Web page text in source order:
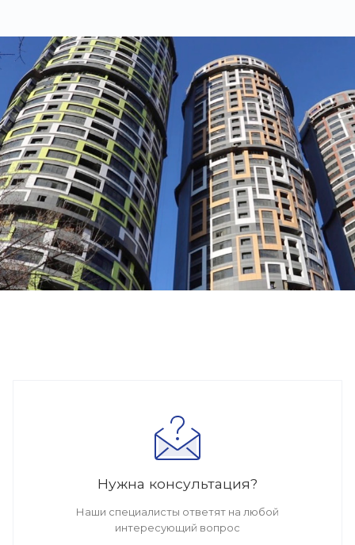
Нужна консультация?
Наши специалисты ответят на любой
интересующий вопрос